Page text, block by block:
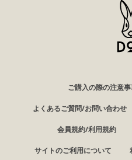
ご購入の際の注意事
よくあるご質問/お問い合わせ
会員規約/利用規約
サイトのご利用について